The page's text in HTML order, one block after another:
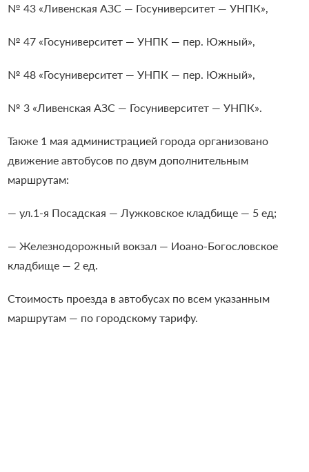
№ 43 «Ливенская АЗС — Госуниверситет — УНПК»,
№ 47 «Госуниверситет — УНПК — пер. Южный»,
№ 48 «Госуниверситет — УНПК — пер. Южный»,
№ 3 «Ливенская АЗС — Госуниверситет — УНПК».
Также 1 мая администрацией города организовано
движение автобусов по двум дополнительным
маршрутам:
— ул.1-я Посадская — Лужковское кладбище — 5 ед;
— Железнодорожный вокзал — Иоано-Богословское
кладбище — 2 ед.
Стоимость проезда в автобусах по всем указанным
маршрутам — по городскому тарифу.